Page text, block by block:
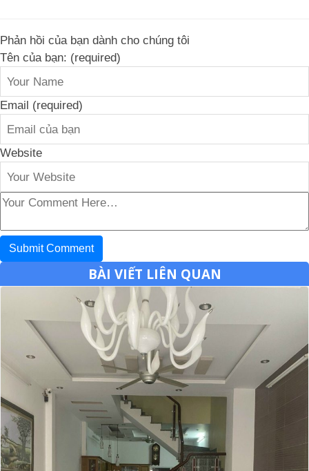
Phản hồi của bạn dành cho chúng tôi
Tên của bạn: (required)
Email (required)
Website
BÀI VIẾT LIÊN QUAN